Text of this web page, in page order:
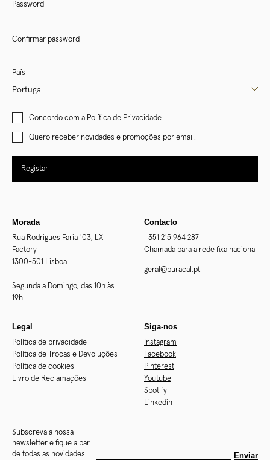
Password
Confirmar password
País
Concordo com a Política de Privacidade.
Quero receber novidades e promoções por email.
Registar
Morada
Rua Rodrigues Faria 103, LX
Factory
1300-501 Lisboa
Segunda a Domingo, das 10h às
19h
Contacto
+351 215 964 287
Chamada para a rede fixa nacional
geral@puracal.pt
Legal
Política de privacidade
Política de Trocas e Devoluções
Política de cookies
Livro de Reclamações
Siga-nos
Instagram
Facebook
Pinterest
Youtube
Spotify
Linkedin
Subscreva a nossa
newsletter e fique a par
de todas as novidades
Enviar